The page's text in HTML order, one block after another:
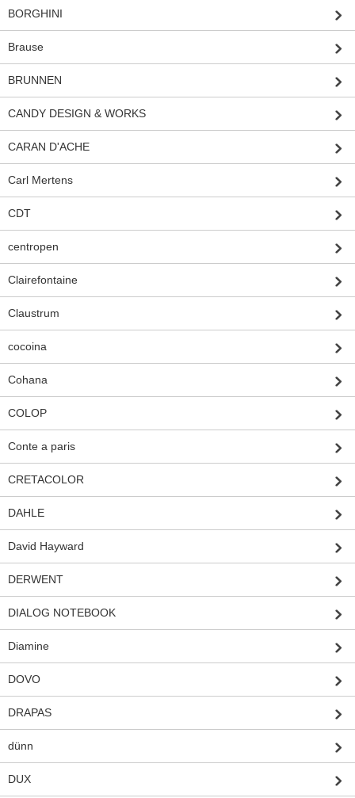
BORGHINI
Brause
BRUNNEN
CANDY DESIGN & WORKS
CARAN D'ACHE
Carl Mertens
CDT
centropen
Clairefontaine
Claustrum
cocoina
Cohana
COLOP
Conte a paris
CRETACOLOR
DAHLE
David Hayward
DERWENT
DIALOG NOTEBOOK
Diamine
DOVO
DRAPAS
dünn
DUX